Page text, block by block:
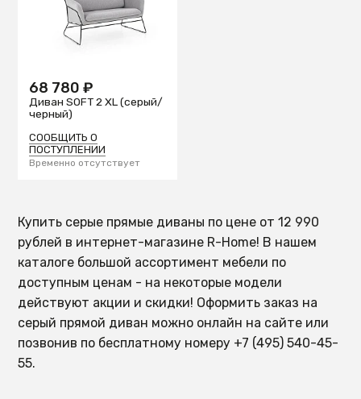
68 780 ₽
Диван SOFT 2 XL (серый/
черный)
СООБЩИТЬ О
ПОСТУПЛЕНИИ
Временно отсутствует
Купить серые прямые диваны по цене от 12 990
рублей в интернет-магазине R-Home! В нашем
каталоге большой ассортимент мебели по
доступным ценам - на некоторые модели
действуют акции и скидки! Оформить заказ на
серый прямой диван можно онлайн на сайте или
позвонив по бесплатному номеру +7 (495) 540-45-
55.